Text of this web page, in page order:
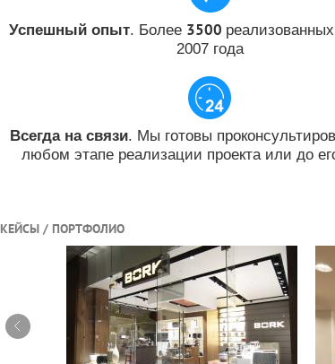
Успешный опыт. Более 3500 реализованных
2007 года
Всегда на связи. Мы готовы
любом этапе реализации проекта или до
КЕЙСЫ / ПОРТФОЛИО